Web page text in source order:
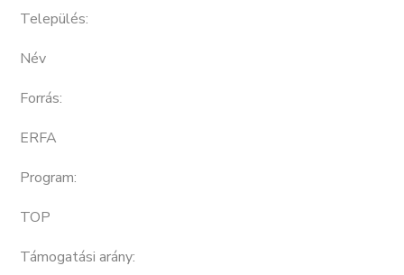
Település:
Név
Forrás:
ERFA
Program:
TOP
Támogatási arány: